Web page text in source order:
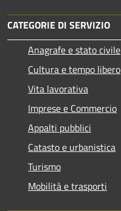
CATEGORIE DI SERVIZIO
Anagrafe e stato civile
Cultura e tempo libero
Vita lavorativa
Imprese e Commercio
Appalti pubblici
Catasto e urbanistica
Turismo
Mobilità e trasporti